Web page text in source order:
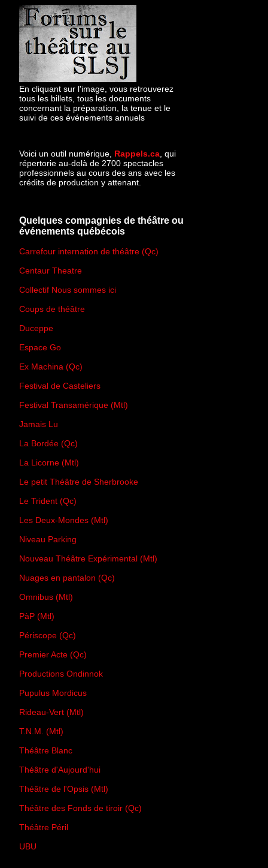
En cliquant sur l'image, vous retrouverez
tous les billets, tous les documents
concernant la préparation, la tenue et le
suivi de ces événements annuels
Voici un outil numérique, Rappels.ca , qui
répertorie au-delà de 2700 spectacles
professionnels au cours des ans avec les
crédits de production y attenant.
Quelques compagnies de théâtre ou
événements québécois
Carrefour internation de théâtre (Qc)
Centaur Theatre
Collectif Nous sommes ici
Coups de théâtre
Duceppe
Espace Go
Ex Machina (Qc)
Festival de Casteliers
Festival Transamérique (Mtl)
Jamais Lu
La Bordée (Qc)
La Licorne (Mtl)
Le petit Théâtre de Sherbrooke
Le Trident (Qc)
Les Deux-Mondes (Mtl)
Niveau Parking
Nouveau Théâtre Expérimental (Mtl)
Nuages en pantalon (Qc)
Omnibus (Mtl)
PàP (Mtl)
Périscope (Qc)
Premier Acte (Qc)
Productions Ondinnok
Pupulus Mordicus
Rideau-Vert (Mtl)
T.N.M. (Mtl)
Théâtre Blanc
Théâtre d'Aujourd'hui
Théâtre de l'Opsis (Mtl)
Théâtre des Fonds de tiroir (Qc)
Théâtre Péril
UBU